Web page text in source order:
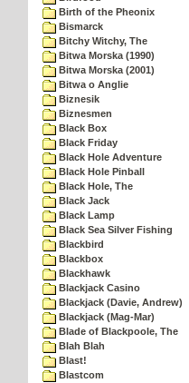
Birth of the Pheonix
Bismarck
Bitchy Witchy, The
Bitwa Morska (1990)
Bitwa Morska (2001)
Bitwa o Anglie
Biznesik
Biznesmen
Black Box
Black Friday
Black Hole Adventure
Black Hole Pinball
Black Hole, The
Black Jack
Black Lamp
Black Sea Silver Fishing
Blackbird
Blackbox
Blackhawk
Blackjack Casino
Blackjack (Davie, Andrew)
Blackjack (Mag-Mar)
Blade of Blackpoole, The
Blah Blah
Blast!
Blastcom